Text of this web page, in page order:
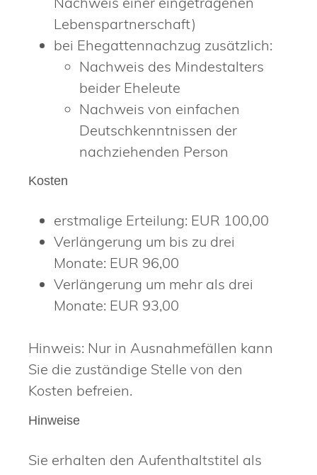
Lebenspartnerschaft)
bei Ehegattennachzug zusätzlich:
Nachweis des Mindestalters
beider Eheleute
Nachweis von einfachen
Deutschkenntnissen der
nachziehenden Person
Kosten
erstmalige Erteilung: EUR 100,00
Verlängerung um bis zu drei
Monate: EUR 96,00
Verlängerung um mehr als drei
Monate: EUR 93,00
Hinweis: Nur in Ausnahmefällen kann
Sie die zuständige Stelle von den
Kosten befreien.
Hinweise
Sie erhalten den Aufenthaltstitel als